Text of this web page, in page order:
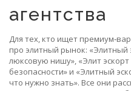
агентства
Для тех, кто ищет
про элитный рынок: «Элитный
люксовую нишу», «Элит
безопасности» и «Элитный
что нужно знать». Все они